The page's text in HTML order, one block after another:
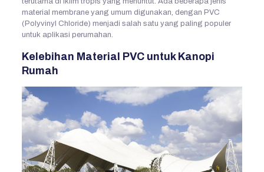
material membrane yang umum digunakan, dengan PVC
(Polyvinyl Chloride) menjadi salah satu yang paling populer
untuk aplikasi perumahan.
Kelebihan Material PVC untuk Kanopi
Rumah